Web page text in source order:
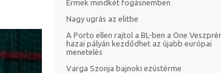
Érmek mindkét fogásnemben
Nagy ugrás az elitbe
A Porto ellen rajtol a BL-ben a One
hazai pályán kezdődhet az újabb európai
menetelés
Varga Szonja bajnoki ezüstérme